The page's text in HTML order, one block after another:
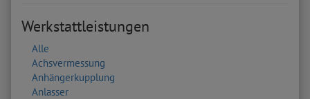
Werkstattleistungen
Alle
Achsvermessung
Anhängerkupplung
Anlasser